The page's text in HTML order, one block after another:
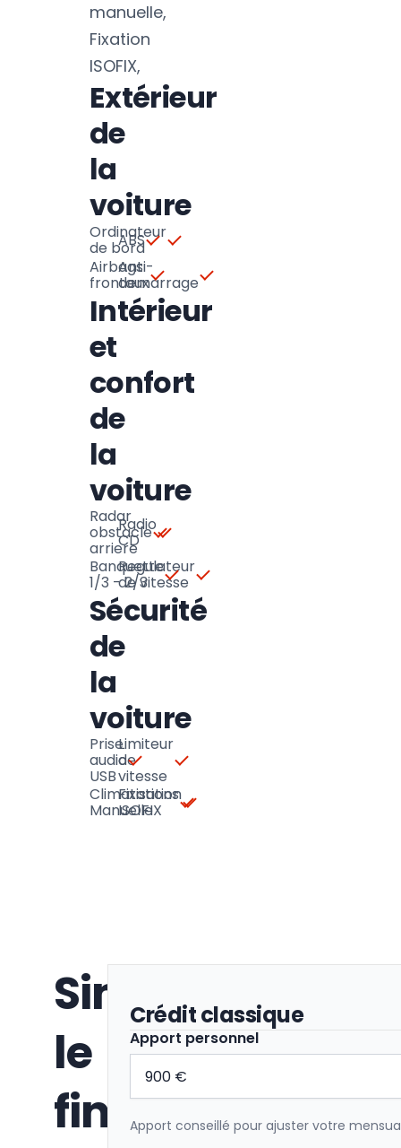
manuelle,
Fixation
ISOFIX,
Extérieur
de
la
voiture
Ordinateur
de bord
ABS
Airbags
frontaux
Anti-
demarrage
Intérieur
et
confort
de
la
voiture
Radar
obstacle
arriere
Radio
CD
Banquette
1/3 - 2/3
Regulateur
de vitesse
Sécurité
de
la
voiture
Prise
audio
USB
Limiteur
de
vitesse
Climatisation
Manuelle
Fixations
ISOFIX
Simulez
le
financement
Crédit classique
Apport personnel
Apport conseillé pour ajuster votre